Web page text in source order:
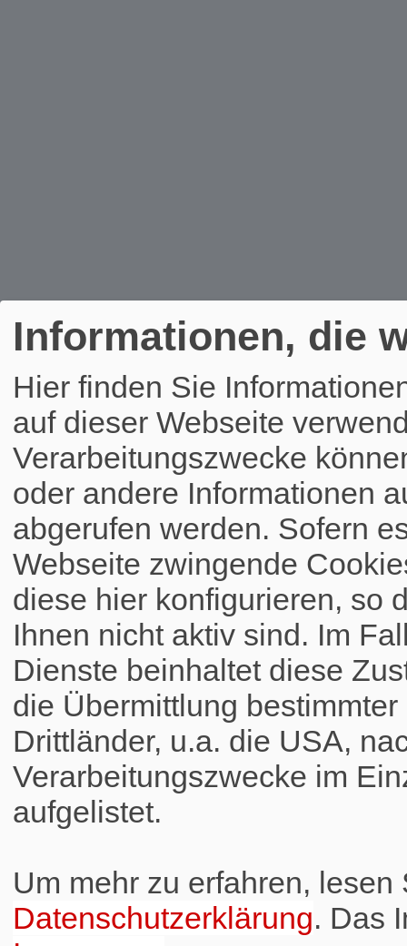
Informationen, die
Hier finden Sie
auf dieser Webseite
Verarbeitungszwecke
oder andere Informationen
abgerufen werden. Sofern
Webseite zwingende
diese hier konfigurieren, so
Ihnen nicht aktiv sind. Im
Dienste beinhaltet diese
die Übermittlung
Drittländer, u.a. die USA,
Verarbeitungszwecke im
aufgelistet.
Um mehr zu erfahren, lesen
Datenschutzerklärung. Das